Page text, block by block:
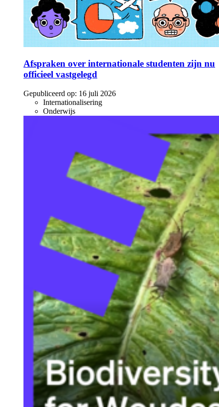
Afspraken over internationale studenten zijn nu
officieel vastgelegd
Gepubliceerd op: 16 juli 2026
Internationalisering
Onderwijs